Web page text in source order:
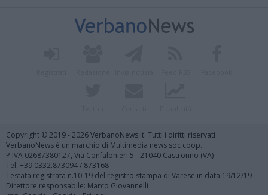
Copyright © 2019 - 2026 VerbanoNews.it. Tutti i diritti riservati
VerbanoNews è un marchio di Multimedia news soc coop.
P.IVA 02687380127, Via Confalonieri 5 - 21040 Castronno (VA)
Tel. +39.0332.873094 / 873168
Testata registrata n.10-19 del registro stampa di Varese in data 19/12/19
Direttore responsabile: Marco Giovannelli